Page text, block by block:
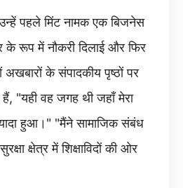
पहले मिंट नामक एक बिजनेस
के रूप में नौकरी दिलाई और फिर
अखबारों के संपादकीय पृष्ठों पर
"यही वह जगह थी जहाँ मेरा
हुआ।" "मैंने सामाजिक संबंध
क्षेत्र में शिक्षाविदों की ओर